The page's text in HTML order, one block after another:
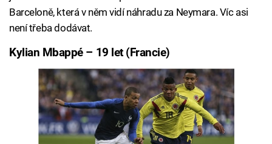
Barceloně, která v něm vidí náhradu za Neymara. Víc asi
není třeba dodávat.
Kylian Mbappé – 19 let (Francie)